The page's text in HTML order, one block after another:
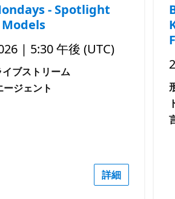
- Spotlight
| 5:30 午後 (UTC)
イブストリーム
ージェント
詳細